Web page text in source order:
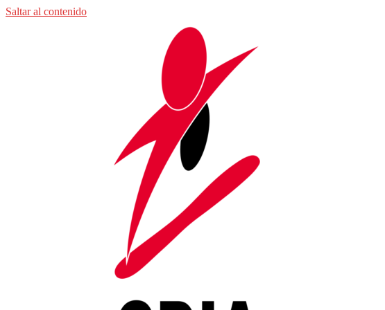
Saltar al contenido